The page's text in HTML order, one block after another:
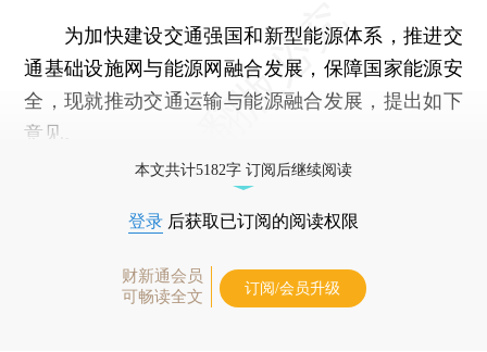
为加快建设交通强国和新型能源体系，推进交
通基础设施网与能源网融合发展，保障国家能源安
全，现就推动交通运输与能源融合发展，提出如下
意见。
本文共计5182字 订阅后继续阅读
登录 后获取已订阅的阅读权限
财新通会员
可畅读全文
订阅/会员升级